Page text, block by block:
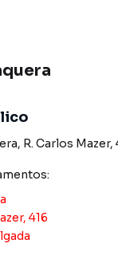
região
(11) 2783-2000.
tem mais opções
na planta em
para encontrar
totalmente
, R. Carlos Mazer,
:
416